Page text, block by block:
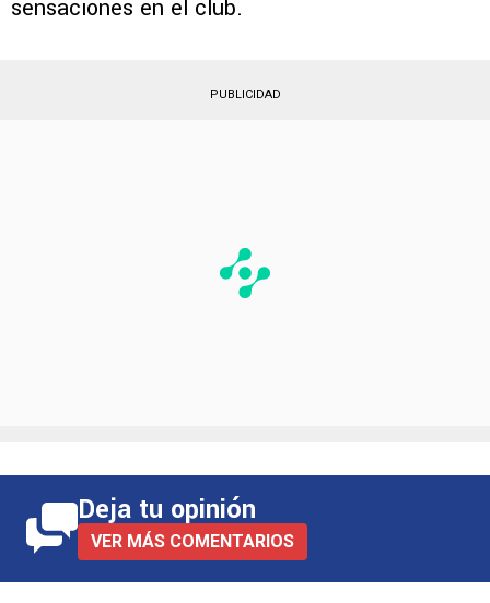
sensaciones en el club.
PUBLICIDAD
Deja tu opinión
VER MÁS COMENTARIOS